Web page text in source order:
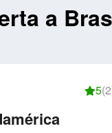
Revisa con tu banco:
a
5